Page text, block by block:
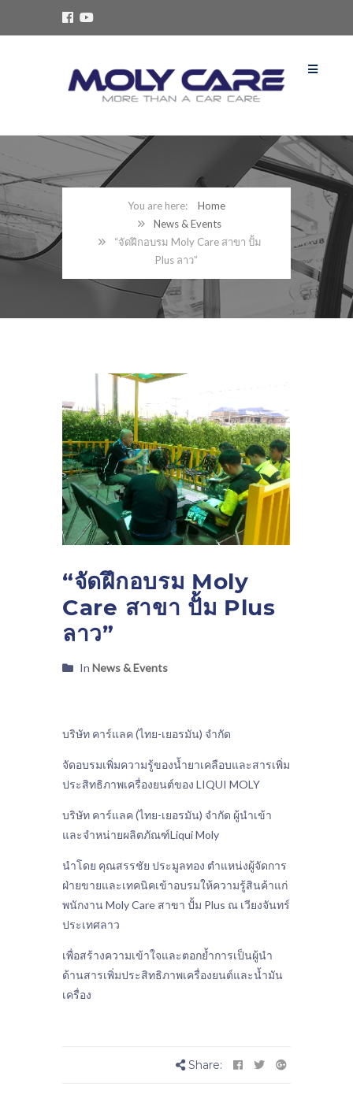
Home
News & Events
“จัดฝึกอบรม Moly Care สาขา ปั้ม
Plus ลาว”
“จัดฝึกอบรม Moly
Care สาขา ปั้ม Plus
ลาว”
In News & Events
บริษัท คาร์แลค (ไทย-เยอรมัน) จำกัด
จัดอบรมเพิ่มความรู้ของน้ำยาเคลือบและสารเพิ่ม
ประสิทธิภาพเครื่องยนต์ของ LIQUI MOLY
บริษัท คาร์แลค (ไทย-เยอรมัน) จำกัด ผู้นำเข้า
และจำหน่ายผลิตภัณฑ์Liqui Moly
นำโดย คุณสรรชัย ประมูลทอง ตำแหน่งผู้จัดการ
ฝ่ายขายและเทคนิคเข้าอบรมให้ความรู้สินค้าแก่
พนักงาน Moly Care สาขา ปั้ม Plus ณ เวียงจันทร์
ประเทศลาว
เพื่อสร้างความเข้าใจและตอกย้ำการเป็นผู้นำ
ด้านสารเพิ่มประสิทธิภาพเครื่องยนต์และน้ำมัน
เครื่อง
Share: